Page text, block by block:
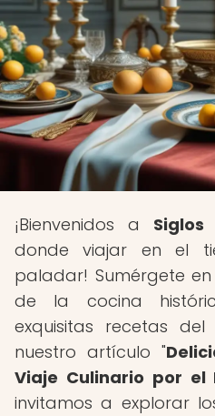
¡Bienvenidos a
donde viajar en el
paladar! Sumérgete
de la cocina
exquisitas recetas
nuestro artículo "
Viaje Culinario por el
invitamos a explorar